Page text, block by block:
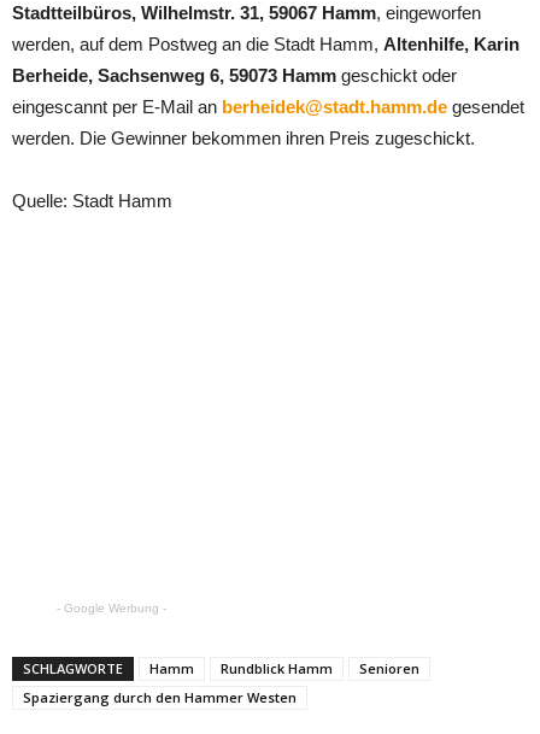
Stadtteilbüros, Wilhelmstr. 31, 59067 Hamm, eingeworfen
werden, auf dem Postweg an die Stadt Hamm, Altenhilfe, Karin
Berheide, Sachsenweg 6, 59073 Hamm geschickt oder
eingescannt per E-Mail an berheidek@stadt.hamm.de gesendet
werden. Die Gewinner bekommen ihren Preis zugeschickt.
Quelle: Stadt Hamm
- Google Werbung -
SCHLAGWORTE Hamm Rundblick Hamm
Senioren
Spaziergang durch den Hammer Westen